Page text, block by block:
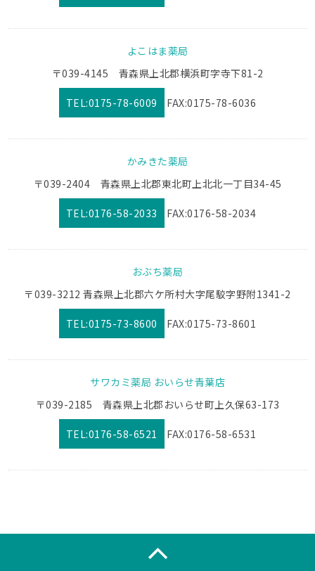
よこはま薬局
〒039-4145 青森県上北郡横浜町字寺下81-2
TEL:0175-78-6009 FAX:0175-78-6036
かみきた薬局
〒039-2404 青森県上北郡東北町上北北一丁目34-45
TEL:0176-58-2033 FAX:0176-58-2034
おぶち薬局
〒039-3212 青森県上北郡六ケ所村大字尾駮字野附1341-2
TEL:0175-73-8600 FAX:0175-73-8601
サワカミ薬局 おいらせ青葉店
〒039-2185 青森県上北郡おいらせ町上久保63-173
TEL:0176-58-6521 FAX:0176-58-6531